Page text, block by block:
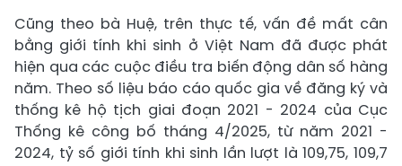
Cũng theo bà Huệ, trên thực tế, vấn đề mất cân
bằng giới tính khi sinh ở Việt Nam đã được phát
hiện qua các cuộc điều tra biến động dân số hàng
năm. Theo số liệu báo cáo quốc gia về đăng ký và
thống kê hộ tịch giai đoạn 2021 - 2024 của Cục
Thống kê công bố tháng 4/2025, từ năm 2021 -
2024, tỷ số giới tính khi sinh lần lượt là 109,75, 109,7